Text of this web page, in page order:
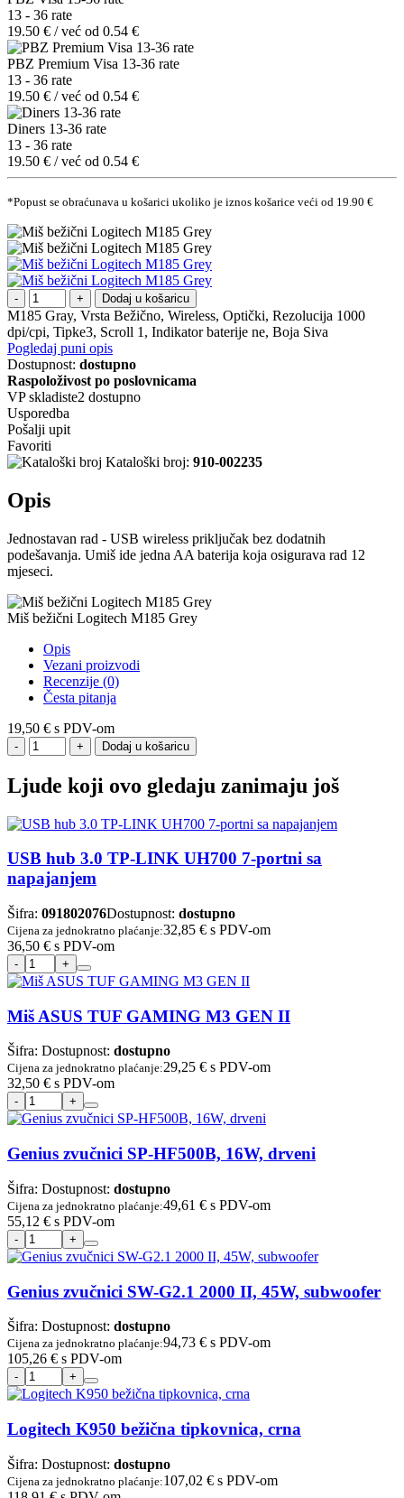
13 - 36 rate
19.50 € / već od 0.54 €
PBZ Premium Visa 13-36 rate
13 - 36 rate
19.50 € / već od 0.54 €
Diners 13-36 rate
13 - 36 rate
19.50 € / već od 0.54 €
*Popust se obraćunava u košarici ukoliko je iznos košarice veći od 19.90 €
Dodaj u košaricu
M185 Gray, Vrsta Bežično, Wireless, Optički, Rezolucija 1000
dpi/cpi, Tipke3, Scroll 1, Indikator baterije ne, Boja Siva
Pogledaj puni opis
Dostupnost: dostupno
Raspoloživost po poslovnicama
VP skladiste2 dostupno
Usporedba
Pošalji upit
Favoriti
Kataloški broj: 910-002235
Opis
Jednostavan rad - USB wireless priključak bez dodatnih
podešavanja. Umiš ide jedna AA baterija koja osigurava rad 12
mjeseci.
Miš bežični Logitech M185 Grey
Opis
Vezani proizvodi
Recenzije (0)
Česta pitanja
19,50 € s PDV-om
Dodaj u košaricu
Ljude koji ovo gledaju zanimaju još
USB hub 3.0 TP-LINK UH700 7-portni sa
napajanjem
Šifra: 091802076Dostupnost: dostupno
Cijena za jednokratno plaćanje:32,85 € s PDV-om
36,50 € s PDV-om
Miš ASUS TUF GAMING M3 GEN II
Šifra: Dostupnost: dostupno
Cijena za jednokratno plaćanje:29,25 € s PDV-om
32,50 € s PDV-om
Genius zvučnici SP-HF500B, 16W, drveni
Šifra: Dostupnost: dostupno
Cijena za jednokratno plaćanje:49,61 € s PDV-om
55,12 € s PDV-om
Genius zvučnici SW-G2.1 2000 II, 45W, subwoofer
Šifra: Dostupnost: dostupno
Cijena za jednokratno plaćanje:94,73 € s PDV-om
105,26 € s PDV-om
Logitech K950 bežična tipkovnica, crna
Šifra: Dostupnost: dostupno
Cijena za jednokratno plaćanje:107,02 € s PDV-om